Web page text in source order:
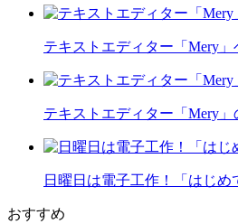
テキストエディター「Mery
テキストエディター「Mery
日曜日は電子工作！「はじ
おすすめ